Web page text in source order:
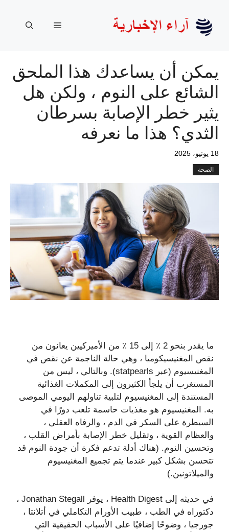
المحتوى
القائمة
يمكن أن يساعدك هذا الملحق
الشائع على النوم ، ولكن هل
يثير خطر الإصابة بسرطان
الثدي؟ هذا ما نعرفه
18 يونيو، 2025
الصحة
ما يقدر بنحو 2 ٪ إلى 15 ٪ من الأميركيين يعانون من
نقص المغنيسيكوميا ، وهي حالة الناجمة عن نقص في
المغنيسيوم (عبر statpearls). وبالتالي ، ليس من
المستغرب أن يلجأ الكثيرون إلى المكملات الغذائية
المستندة إلى المغنيسيوم لتلبية تناولهم اليومي الموصى
به. المغنيسيوم هو مغذيات حاسمة تلعب دورًا في
السيطرة على السكر في الدم ، والرفاه العقلي ،
والعظام القوية ، وتقليل خطر الإصابة بأمراض القلب ،
وتحسين النوم. (هناك أدلة تدعم فكرة أن جودة النوم قد
تتحسن بشكل كبير عندما يتم تجميع المغنيسيوم
والميلاتونين.)
في حديثه إلى Health Digest ، يوفر Jonathan Stegall ،
دكتوراه في الطب ، طبيب الأورام التكاملي في أتلانتا ،
جورجيا ، وضوحًا إضافيًا على الأسباب الحقيقية التي